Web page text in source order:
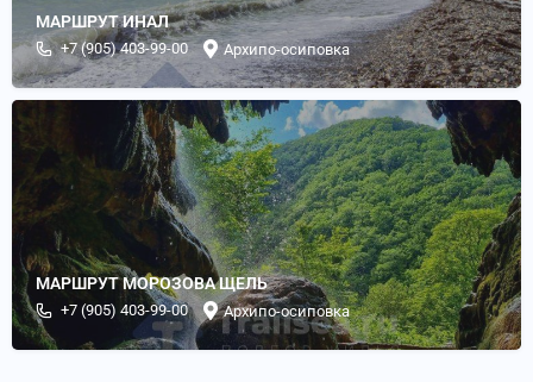
МАРШРУТ ИНАЛ
+7 (905) 403-99-00 Архипо-осиповка
МАРШРУТ МОРОЗОВА ЩЕЛЬ
+7 (905) 403-99-00 Архипо-осиповка